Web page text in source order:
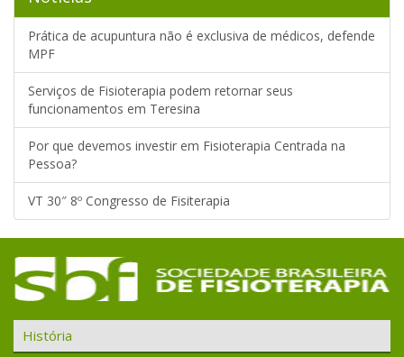
Prática de acupuntura não é exclusiva de médicos, defende
MPF
Serviços de Fisioterapia podem retornar seus
funcionamentos em Teresina
Por que devemos investir em Fisioterapia Centrada na
Pessoa?
VT 30″ 8º Congresso de Fisiterapia
História